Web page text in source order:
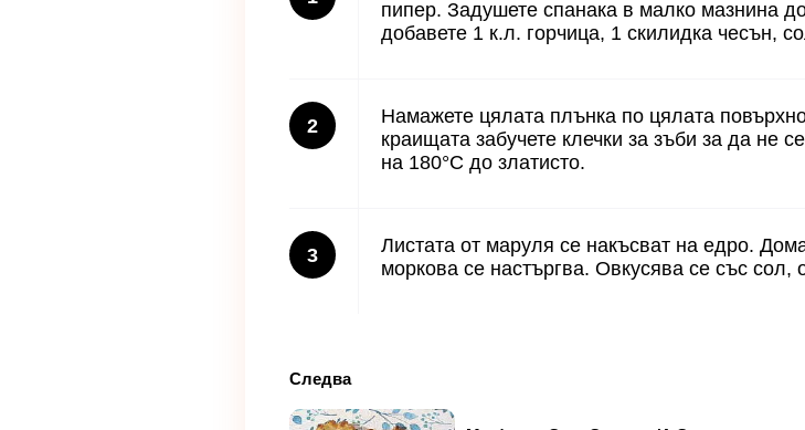
пипер. Задушете спанака в малко мазнина
добавете 1 к.л. горчица, 1 скилидка чесън,
2
Намажете цялата плънка по цялата
краищата забучете клечки за зъби за да не
на 180°С до златисто.
3
Листата от маруля се накъсват на едро.
моркова се настъргва. Овкусява се със сол,
Следва